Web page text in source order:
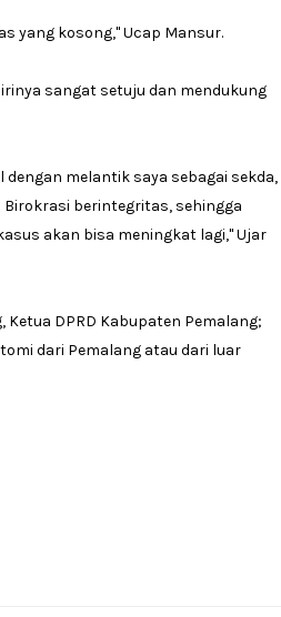
yang kosong,'' Ucap Mansur.
sangat setuju dan mendukung
melantik saya sebagai sekda,
berintegritas, sehingga
akan bisa meningkat lagi,'' Ujar
DPRD Kabupaten Pemalang;
dari Pemalang atau dari luar